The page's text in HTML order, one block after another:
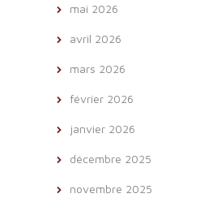
mai 2026
avril 2026
mars 2026
février 2026
janvier 2026
décembre 2025
novembre 2025